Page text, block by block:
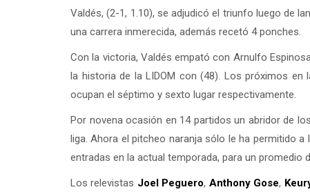
Valdés, (2-1, 1.10), se adjudicó el triunfo luego de
una carrera inmerecida, además recetó 4 ponches.
Con la victoria, Valdés empató con Arnulfo
la historia de la LIDOM con (48). Los próximos en
ocupan el séptimo y sexto lugar respectivamente.
Por novena ocasión en 14 partidos un abridor de
liga. Ahora el pitcheo naranja sólo le ha permitido
entradas en la actual temporada, para un promedio
Los relevistas Joel Peguero, Anthony Gose,